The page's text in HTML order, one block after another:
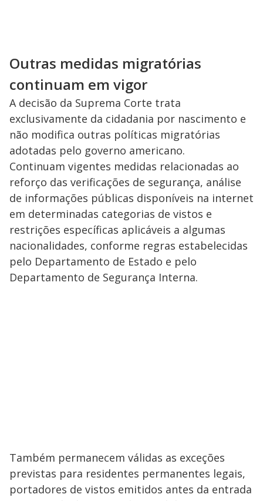
Outras medidas migratórias
continuam em vigor
A decisão da Suprema Corte trata
exclusivamente da cidadania por nascimento e
não modifica outras políticas migratórias
adotadas pelo governo americano.
Continuam vigentes medidas relacionadas ao
reforço das verificações de segurança, análise
de informações públicas disponíveis na internet
em determinadas categorias de vistos e
restrições específicas aplicáveis a algumas
nacionalidades, conforme regras estabelecidas
pelo Departamento de Estado e pelo
Departamento de Segurança Interna.
Também permanecem válidas as exceções
previstas para residentes permanentes legais,
portadores de vistos emitidos antes da entrada